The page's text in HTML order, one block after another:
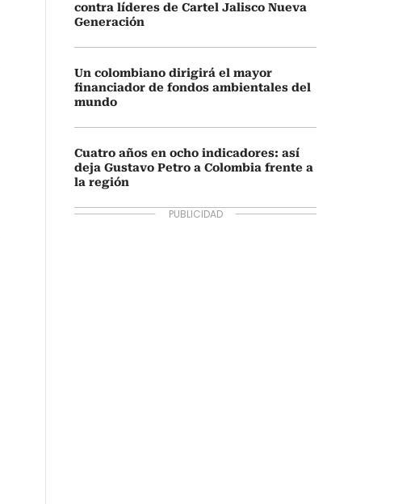
contra líderes de Cartel Jalisco Nueva
Generación
Un colombiano dirigirá el mayor
financiador de fondos ambientales del
mundo
Cuatro años en ocho indicadores: así
deja Gustavo Petro a Colombia frente a
la región